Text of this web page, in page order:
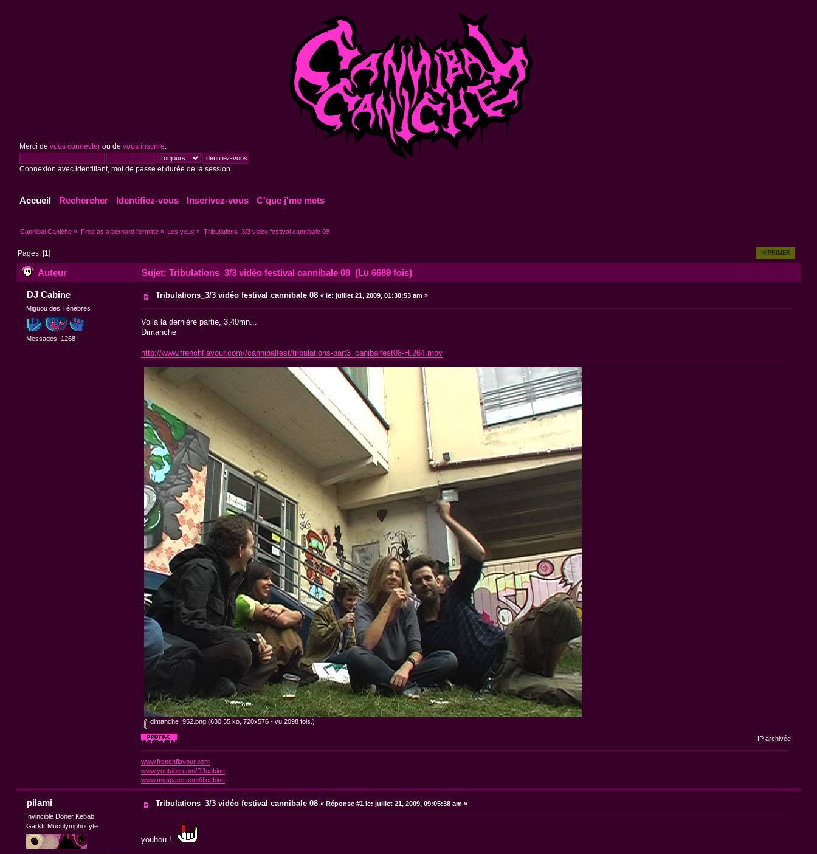
Merci de vous connecterou de vous inscrire
Connexion avec identifiant, mot de passe et durée de la session
Accueil Rechercher Identifiez-vous Inscrivez-vous C'que j'me mets
Cannibal Caniche » Free as a bernard l'ermitte» Les yeux » Tribulations_3/3 vidéo festival cannibale 08
IMPRIMER
Pages: [1]
Auteur Sujet: Tribulations_3/3 vidéo festival cannibale 08 (Lu 6689 fois)
DJ Cabine
Miguou des Ténèbres
Messages: 1268
Tribulations_3/3 vidéo festival cannibale 08 « le: juillet 21, 2009, 01:38:53 am »
Voila la dernière partie, 3,40mn...
Dimanche
http://www.frenchflavour.com//cannibalfest/tribulations-part3_canibalfest08-H.264.mov
dimanche_952.png(630.35 ko, 720x576 - vu 2098 fois.)
IP archivée
www.frenchflavour.com
www.youtube.com/DJcabine
www.myspace.com/djcabine
pilami
Invincible Doner Kebab
Garktr Muculymphocyte
Tribulations_3/3 vidéo festival cannibale 08 « Réponse #1 le: juillet 21, 2009, 09:05:38 am »
youhou !